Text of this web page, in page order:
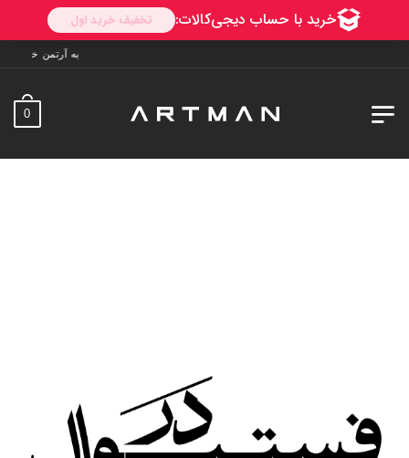
به آرتمن خوش آمدید. ارسال به سراسر
0